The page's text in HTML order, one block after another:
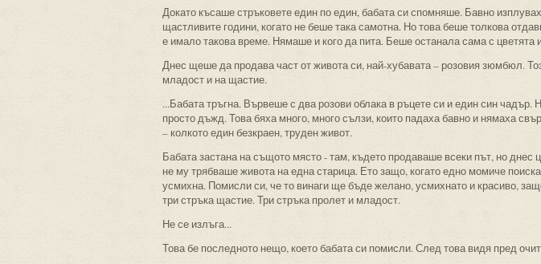
Докато късаше стръковете един по един, бабата си спомняше. Бавно
щастливите години, когато не беше така самотна. Но това беше толкова
е имало такова време. Нямаше и кого да пита. Беше останала сама с цветята
Днес щеше да продава част от живота си, най-хубавата – розовия зюмбюл.
младост и на щастие.
...Бабата тръгна. Вървеше с два розови облака в ръцете си и един син
просто дъжд. Това бяха много, много сълзи, които падаха бавно и нямаха
– колкото един безкраен, труден живот.
Бабата застана на същото място - там, където продаваше всеки път, но днес
не му трябваше живота на една старица. Ето защо, когато едно момиче
усмихна. Помисли си, че то винаги ще бъде желано, усмихнато и красиво,
три стръка щастие. Три стръка пролет и младост.
Не се излъга...
Това бе последното нещо, което бабата си помисли. След това видя пред